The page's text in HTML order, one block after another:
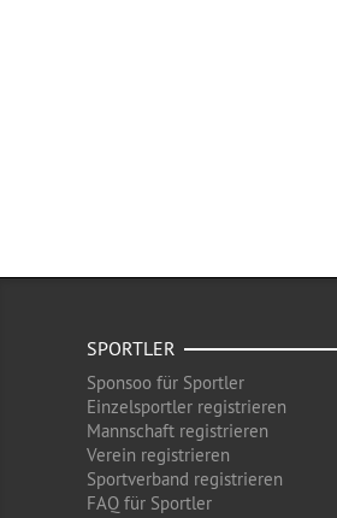
SPORTLER
Sponsoo für Sportler
Einzelsportler registrieren
Mannschaft registrieren
Verein registrieren
Sportverband registrieren
FAQ für Sportler